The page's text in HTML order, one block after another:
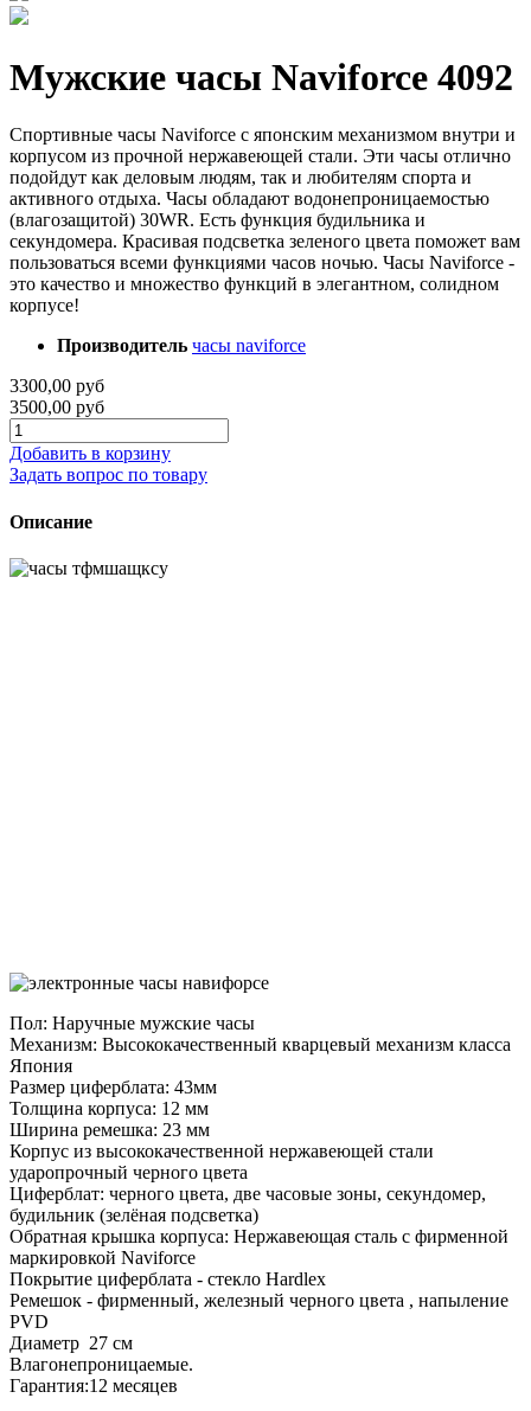
Мужские часы Naviforce 4092
Спортивные часы Naviforce с японским механизмом внутри и
корпусом из прочной нержавеющей стали. Эти часы отлично
подойдут как деловым людям, так и любителям спорта и
активного отдыха. Часы обладают водонепроницаемостью
(влагозащитой) 30WR. Есть функция будильника и
секундомера. Красивая подсветка зеленого цвета поможет вам
пользоваться всеми функциями часов ночью. Часы Naviforce -
это качество и множество функций в элегантном, солидном
корпусе!
Производитель часы naviforce
3300,00 руб
3500,00 руб
Добавить в корзину
Задать вопрос по товару
Описание
Пол: Наручные мужские часы
Механизм: Высококачественный кварцевый механизм класса
Япония
Размер циферблата: 43мм
Толщина корпуса: 12 мм
Ширина ремешка: 23 мм
Корпус из высококачественной нержавеющей стали
ударопрочный черного цвета
Циферблат: черного цвета, две часовые зоны, секундомер,
будильник (зелёная подсветка)
Обратная крышка корпуса: Нержавеющая сталь с фирменной
маркировкой Naviforce
Покрытие циферблата - стекло Hardlex
Ремешок - фирменный, железный черного цвета , напыление
PVD
Диаметр 27 см
Влагонепроницаемые.
Гарантия:12 месяцев